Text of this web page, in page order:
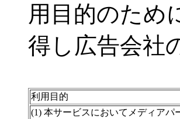
用目的のため
得し広告会社
利用目的
(1) 本サービスにおいてメディアパ